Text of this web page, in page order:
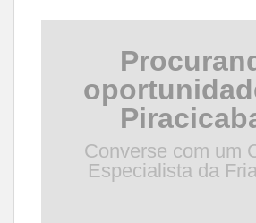
Converse com um
Especialista da